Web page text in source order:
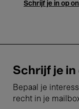
Schrijf je in op
Schrijf je in
Bepaal je
recht in je